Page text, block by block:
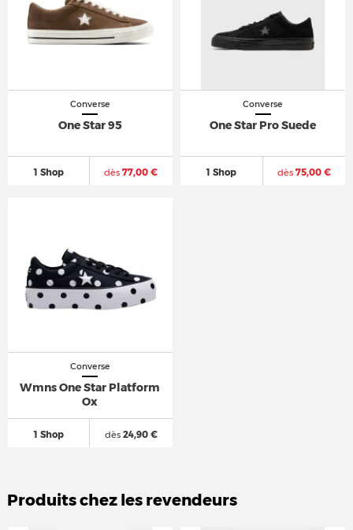
Converse
One Star 95
1 Shop dès 77,00 €
Converse
One Star Pro Suede
1 Shop dès75,00 €
Converse
Wmns One Star Platform
Ox
1 Shop dès24,90 €
Produits chez les revendeurs